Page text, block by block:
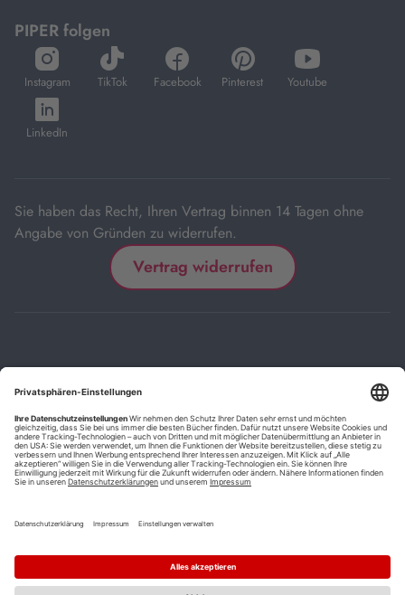
PIPER folgen
Instagram
öffnet
in
neuem
Tab
TikTok
öffnet
in
Facebook
öffnet
in
Pinterest
öffnet
in
Youtube
öffnet
in
LinkedIn
öffnet
in
Sie haben das Recht, Ihren Vertrag binnen 14 Tagen ohne
Angabe von Gründen zu widerrufen.
Vertrag widerrufen
BarrierefreiheitserklärungCookie-Einstellungen
*
Die mit Sternchen (*) gekennzeichneten Links sind Affiliate-Links.
Wenn Sie auf einen solchen Link klicken und auf der Zielseite etwas
kaufen, bekommen wir vom betreffenden Anbieter oder Online-Shop
Kauf oder Preis.
Mehrwertsteuer.
Versand innerhalb Deutschlands versandkostenfrei ab 9,00 €
Bestellwert.